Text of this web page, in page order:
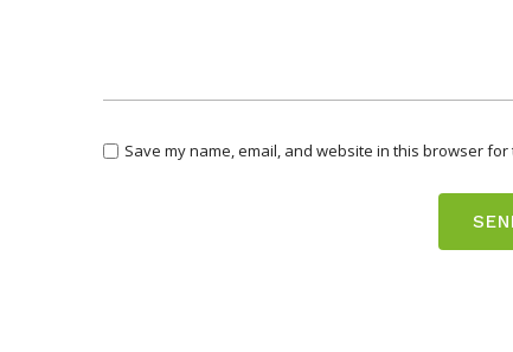
Save my name, email, and website in this browser for